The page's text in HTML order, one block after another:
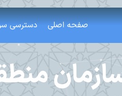
صفحه اصلی دسترسی